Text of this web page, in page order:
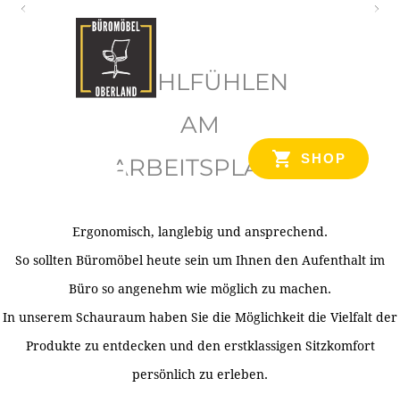
SHOP
WOHLFÜHLEN
AM
ARBEITSPLATZ
Ergonomisch, langlebig und ansprechend.
So sollten Büromöbel heute sein um Ihnen den Aufenthalt im
Büro so angenehm wie möglich zu machen.
In unserem Schauraum haben Sie die Möglichkeit die Vielfalt der
Produkte zu entdecken und den erstklassigen Sitzkomfort
persönlich zu erleben.